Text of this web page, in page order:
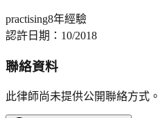
practising8年經驗
認許日期： 10/2018
聯絡資料
此律師尚未提供公開聯絡方式。